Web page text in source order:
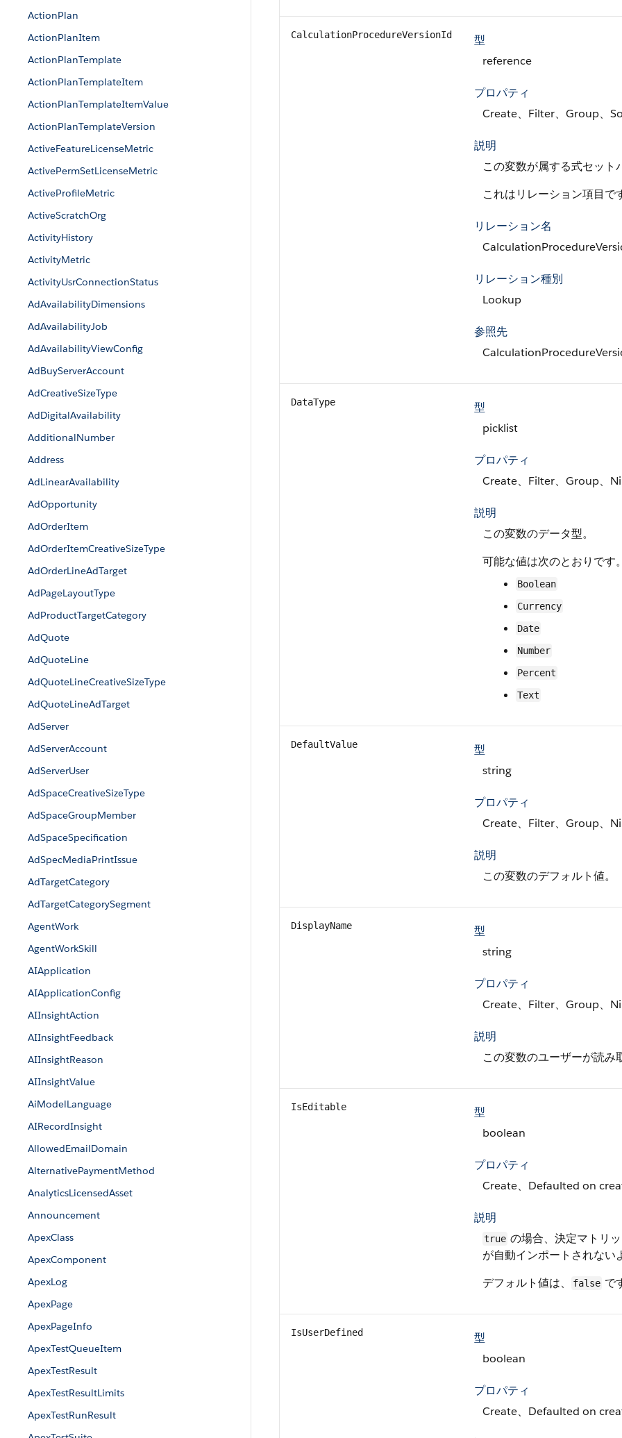
ActionPlan
ActionPlanItem
ActionPlanTemplate
ActionPlanTemplateItem
ActionPlanTemplateItemValue
ActionPlanTemplateVersion
ActiveFeatureLicenseMetric
ActivePermSetLicenseMetric
ActiveProfileMetric
ActiveScratchOrg
ActivityHistory
ActivityMetric
ActivityUsrConnectionStatus
AdAvailabilityDimensions
AdAvailabilityJob
AdAvailabilityViewConfig
AdBuyServerAccount
AdCreativeSizeType
AdDigitalAvailability
AdditionalNumber
Address
AdLinearAvailability
AdOpportunity
AdOrderItem
AdOrderItemCreativeSizeType
AdOrderLineAdTarget
AdPageLayoutType
AdProductTargetCategory
AdQuote
AdQuoteLine
AdQuoteLineCreativeSizeType
AdQuoteLineAdTarget
AdServer
AdServerAccount
AdServerUser
AdSpaceCreativeSizeType
AdSpaceGroupMember
AdSpaceSpecification
AdSpecMediaPrintIssue
AdTargetCategory
AdTargetCategorySegment
AgentWork
AgentWorkSkill
AIApplication
AIApplicationConfig
AIInsightAction
AIInsightFeedback
AIInsightReason
AIInsightValue
AiModelLanguage
AIRecordInsight
AllowedEmailDomain
AlternativePaymentMethod
AnalyticsLicensedAsset
Announcement
ApexClass
ApexComponent
ApexLog
ApexPage
ApexPageInfo
ApexTestQueueItem
ApexTestResult
ApexTestResultLimits
ApexTestRunResult
CalculationProcedureVersionId
型
reference
プロパティ
Create、Filter、Group、
説明
この変数が属する式セット
これはリレーション項目で
リレーション名
リレーション種別
Lookup
参照先
DataType
型
picklist
プロパティ
Create、Filter、Group、
説明
この変数のデータ型。
可能な値は次のとおりです
Boolean
Currency
Date
Number
Percent
Text
DefaultValue
型
string
プロパティ
Create、Filter、Group、
説明
この変数のデフォルト値。
DisplayName
型
string
プロパティ
Create、Filter、Group、
説明
この変数のユーザーが読み
IsEditable
型
boolean
プロパティ
Create、Defaulted on
説明
true の場合、決定マトリ
が自動インポートされない
デフォルト値は、
false で
IsUserDefined
型
boolean
プロパティ
Create、Defaulted on